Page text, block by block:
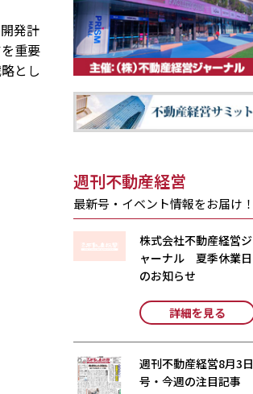
発計
重要
とし
週刊不動産経営
最新号・イベント情報をお届け！
株式会社不動産経営ジ
ャーナル 夏季休業日
のお知らせ
詳細を見る
週刊不動産経営8月3日
号・今週の注目記事